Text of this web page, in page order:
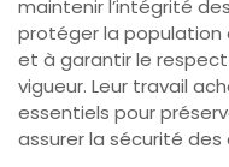
maintenir l’intégrité
protéger la population
et à garantir le
vigueur. Leur travail
essentiels pour
assurer la sécurité des